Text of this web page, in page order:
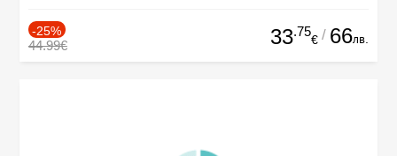
-25%
44.99€ 33.75
€ / 66лв.